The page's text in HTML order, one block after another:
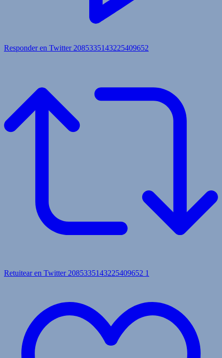
Responder en Twitter 2085335143225409652
Retuitear en Twitter 2085335143225409652 1